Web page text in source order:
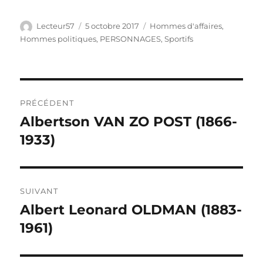
Auteur
Lecteur57
Publié
le
5 octobre 2017 Catégories
Hommes d'affaires,
Hommes politiques, PERSONNAGES,Sportifs
de
l’article
PRÉCÉDENT
Publication
précédente :
Albertson VAN ZO POST (1866-
1933)
SUIVANT
Publication
suivante :
Albert Leonard OLDMAN (1883-
1961)